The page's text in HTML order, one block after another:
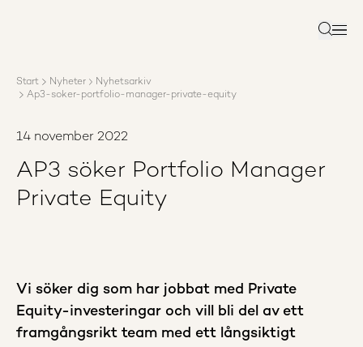
Rapporter
Sök
Start Nyheter
Nyhetsarkiv
Ap3-soker-portfolio-manager-private-equity
14 november 2022
AP3 söker Portfolio Manager
Private Equity
Vi söker dig som har jobbat med Private
Equity-investeringar och vill bli del av ett
framgångsrikt team med ett långsiktigt